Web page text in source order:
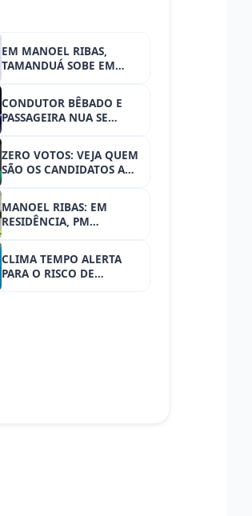
EM MANOEL RIBAS,
TAMANDUÁ SOBE EM
POSTE DE ENERGIA
ELÉTRICA E PRECISOU SER
RESGATADO
CONDUTOR BÊBADO E
PASSAGEIRA NUA SE
ENVOLVEM EM ACIDENTE
NA BR-277
ZERO VOTOS: VEJA QUEM
SÃO OS CANDIDATOS A
VEREADOR DE
RONCADOR QUE NEM
SEQUER VOTARAM NELES
MESMOS
MANOEL RIBAS: EM
RESIDÊNCIA, PM
ENCONTRA DROGAS.
CLIMA TEMPO ALERTA
PARA O RISCO DE
TEMPORAIS NO PARANÁ